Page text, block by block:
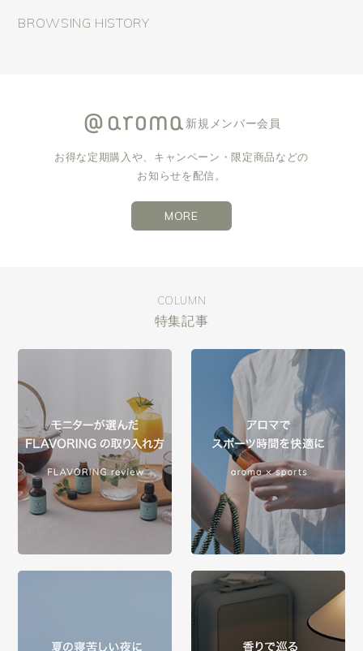
BROWSING HISTORY
新規メンバー会員
お得な定期購入や、キャンペーン・限定商品などの
お知らせを配信。
MORE
COLUMN
特集記事